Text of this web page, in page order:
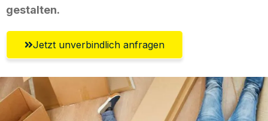
gestalten.
Jetzt unverbindlich anfragen